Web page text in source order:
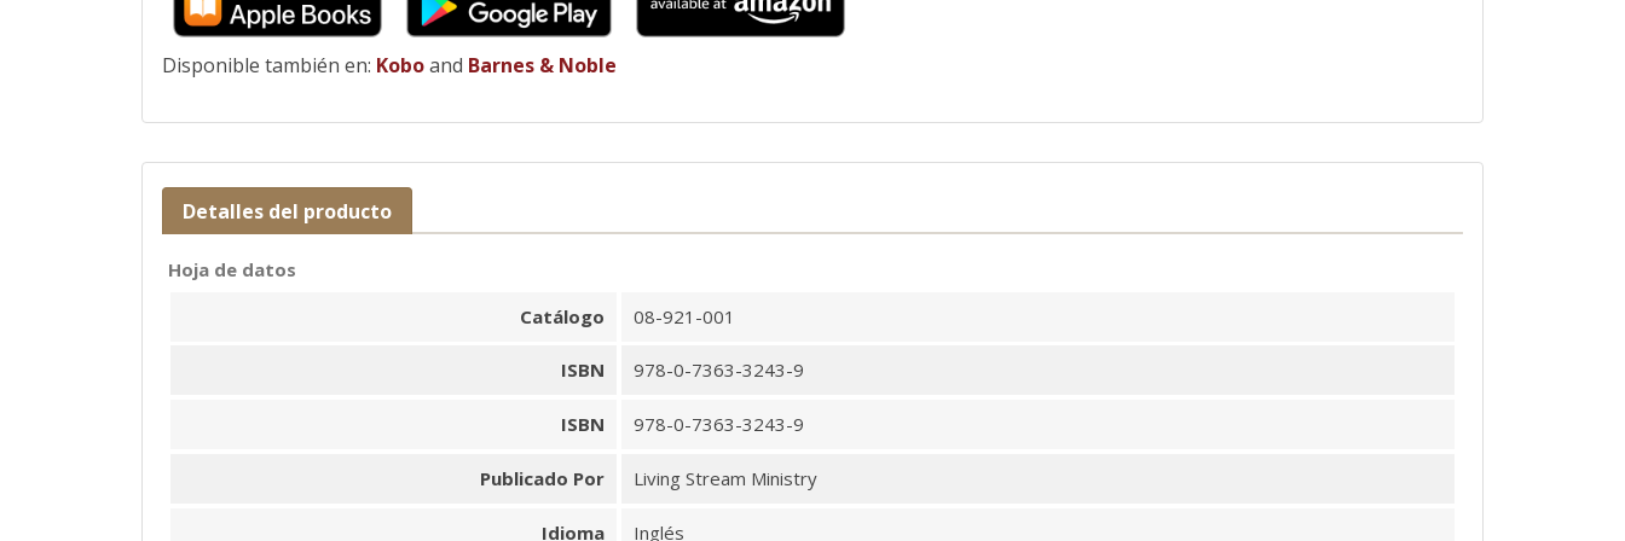
Disponible también en: Koboand Barnes & Noble
Detalles del producto
Hoja de datos
Catálogo
08-921-001
ISBN 978-0-7363-3243-9
ISBN 978-0-7363-3243-9
Publicado Por Living Stream Ministry
Idioma Inglés